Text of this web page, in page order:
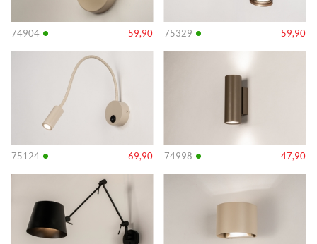
74904 • 59,90 75329 • 59,90
75124 • 69,90
Info
74998 • 47,90
Info
Info Info